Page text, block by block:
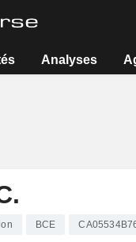
Analyses
BCE